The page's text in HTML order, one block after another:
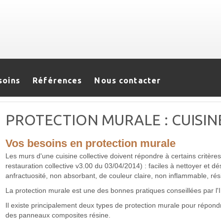
Références Nous contacter
PROTECTION MURALE :
Vos besoins en protection murale
Les murs d'une cuisine collective doivent répondre à certains
restauration collective v3.00 du 03/04/2014) : faciles à nettoyer et
anfractuosité, non absorbant, de couleur claire, non inflammable,
La protection murale est une des bonnes pratiques conseillées par
Il existe principalement deux types de protection murale pour
des panneaux composites résine.